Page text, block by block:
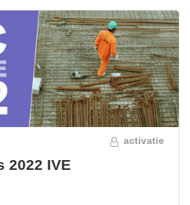
activatie
2022 IVE